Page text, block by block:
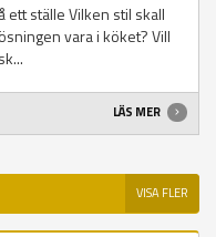
ett ställe Vilken stil skall
vara i köket? Vill
LÄS MER
VISA FLER